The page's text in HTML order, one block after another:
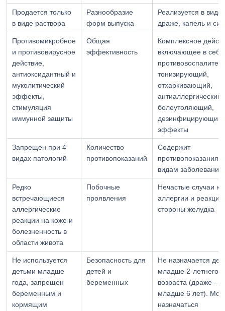
Продается только
в виде раствора
Разнообразие
форм выпуска
Реализуется в виде
драже, капель и
Противомикробное
и противовирусное
действие,
антиоксидантный и
муколитический
эффекты,
стимуляция
иммунной защиты
Общая
эффективность
Комплексное
включающее в себя
тонизирующий,
отхаркивающий,
антиаллергический,
болеутоляющий,
дезинфицирующий
эффекты
Запрещен при 4
видах патологий
Количество
противопоказаний
Содержит
противопоказания
видам заболеваний
Редко
встречающиеся
аллергические
реакции на коже и
болезненность в
области живота
Побочные
проявления
Нечастые случаи
аллергии и реакций
стороны желудка
Не используется
детьми младше
года, запрещен
беременным и
кормящим
Безопасность для
детей и
беременных
Не назначается
младше 2-летнего
возраста (драже –
младше 6 лет).
назначаться